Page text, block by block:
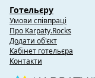
Готельєру
Умови співпраці
Про Karpaty.Rocks
Додати об'єкт
Кабінет готельєра
Контакти